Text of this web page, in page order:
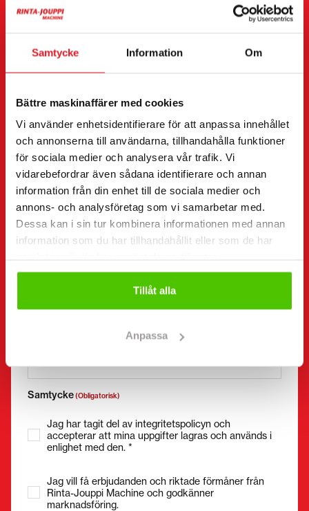
Samtycke Information Om
Bättre maskinaffärer med cookies
Vi använder enhetsidentifierare för att anpassa innehållet
och annonserna till användarna, tillhandahålla funktioner
för sociala medier och analysera vår trafik. Vi
vidarebefordrar även sådana identifierare och annan
information från din enhet till de sociala medier och
annons- och analysföretag som vi samarbetar med.
Dessa kan i sin tur kombinera informationen med annan
information som du har tillhandahållit eller som de har
Tillåt alla
Anpassa
Jag vill(Obligatorisk)
Hyra
Begära mer information
Företagsnamn FO-nummer
Telefonnummer (Obligatorisk)
Samtycke(Obligatorisk)
Jag har tagit del av integritetspolicyn och
accepterar att mina uppgifter lagras och används i
enlighet med den. *
Jag vill få erbjudanden och riktade förmåner från
Rinta-Jouppi Machine och godkänner
marknadsföring.